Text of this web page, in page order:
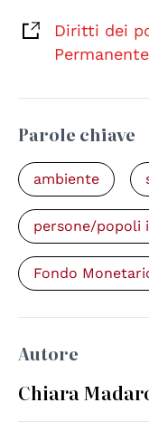
Diritti dei
Permanente
Parole chiave
ambiente
persone/popoli
Fondo
Autore
Chiara